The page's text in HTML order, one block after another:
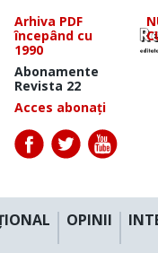
Arhiva PDF
începând cu
1990
Abonamente
Revista 22
Acces abonați
OPINII